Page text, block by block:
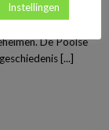
De Poolse
[...]
Instellingen